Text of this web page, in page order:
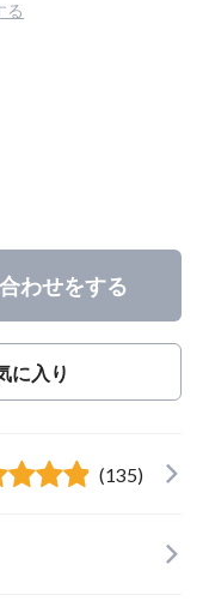
る
わせをする
に入り
(135)